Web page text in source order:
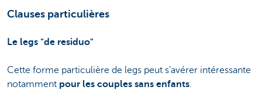
Clauses particulières
Le legs "de residuo"
Cette forme particulière de legs peut s’avérer intéressante
notamment pour les couples sans enfants.